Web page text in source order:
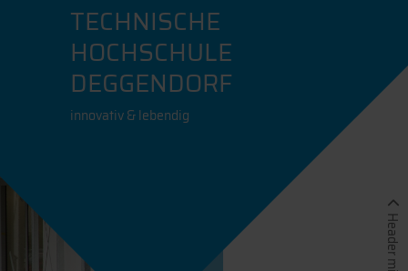
TECHNISCHE
HOCHSCHULE
DEGGENDORF
innovativ & lebendig